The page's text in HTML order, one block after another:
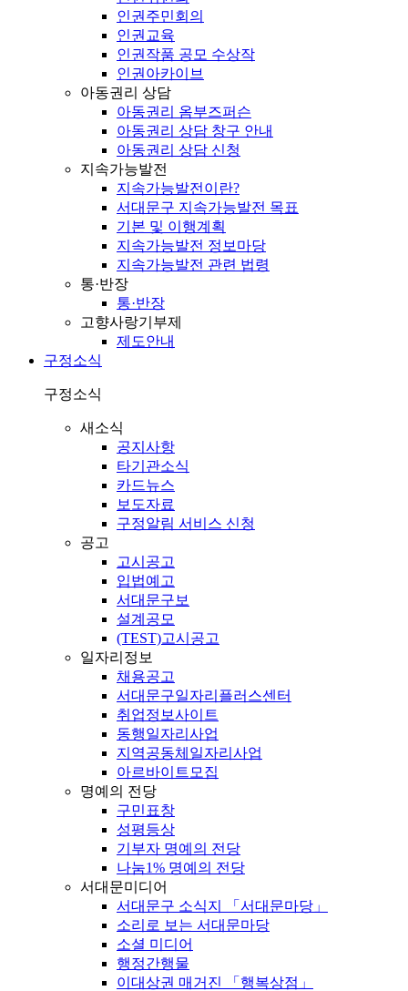
인권주민회의
인권교육
인권작품 공모 수상작
인권아카이브
아동권리 상담
아동권리 옴부즈퍼슨
아동권리 상담 창구 안내
아동권리 상담 신청
지속가능발전
지속가능발전이란?
서대문구 지속가능발전 목표
기본 및 이행계획
지속가능발전 정보마당
지속가능발전 관련 법령
통·반장
통·반장
고향사랑기부제
제도안내
구정소식
구정소식
새소식
공지사항
타기관소식
카드뉴스
보도자료
구정알림 서비스 신청
공고
고시공고
입법예고
서대문구보
설계공모
(TEST)고시공고
일자리정보
채용공고
서대문구일자리플러스센터
취업정보사이트
동행일자리사업
지역공동체일자리사업
아르바이트모집
명예의 전당
구민표창
성평등상
기부자 명예의 전당
나눔1% 명예의 전당
서대문미디어
서대문구 소식지 「서대문마당」
소리로 보는 서대문마당
소셜 미디어
행정간행물
이대상권 매거진 「행복상점」